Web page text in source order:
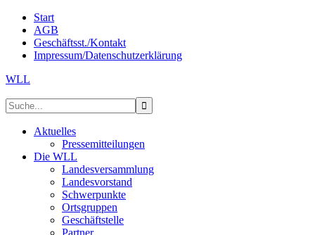
Start
AGB
Geschäftsst./Kontakt
Impressum/Datenschutzerklärung
WLL
Aktuelles
Pressemitteilungen
Die WLL
Landesversammlung
Landesvorstand
Schwerpunkte
Ortsgruppen
Geschäftstelle
Partner